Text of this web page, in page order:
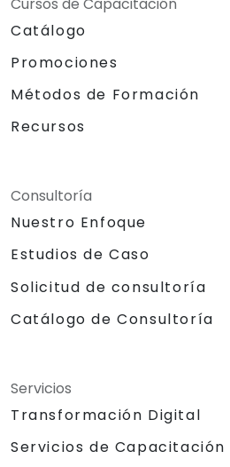
Catálogo
Promociones
Métodos de Formación
Recursos
Consultoría
Nuestro Enfoque
Estudios de Caso
Solicitud de consultoría
Catálogo de Consultoría
Servicios
Transformación Digital
Servicios de Capacitación